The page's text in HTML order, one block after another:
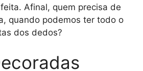
Afinal, quem precisa de
quando podemos ter todo o
dos dedos?